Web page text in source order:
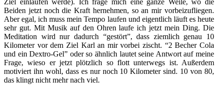
Ziel einlaufen werde). Ich frage mich eine ganze Weile, wo die
Beiden jetzt noch die Kraft hernehmen, so an mir vorbeizufliegen.
Aber egal, ich muss mein Tempo laufen und eigentlich läuft es heute
sehr gut. Mit Musik auf den Ohren laufe ich jetzt mein Ding. Die
Meditation wird nur dadurch “gestört”, dass ziemlich genau 10
Kilometer vor dem Ziel Karl an mir vorbei zischt. “2 Becher Cola
und ein Dextro-Gel” oder so ähnlich lautet seine Antwort auf meine
Frage, wieso er jetzt plötzlich so flott unterwegs ist. Außerdem
motiviert ihn wohl, dass es nur noch 10 Kilometer sind. 10 von 80,
das klingt nicht mehr nach viel.